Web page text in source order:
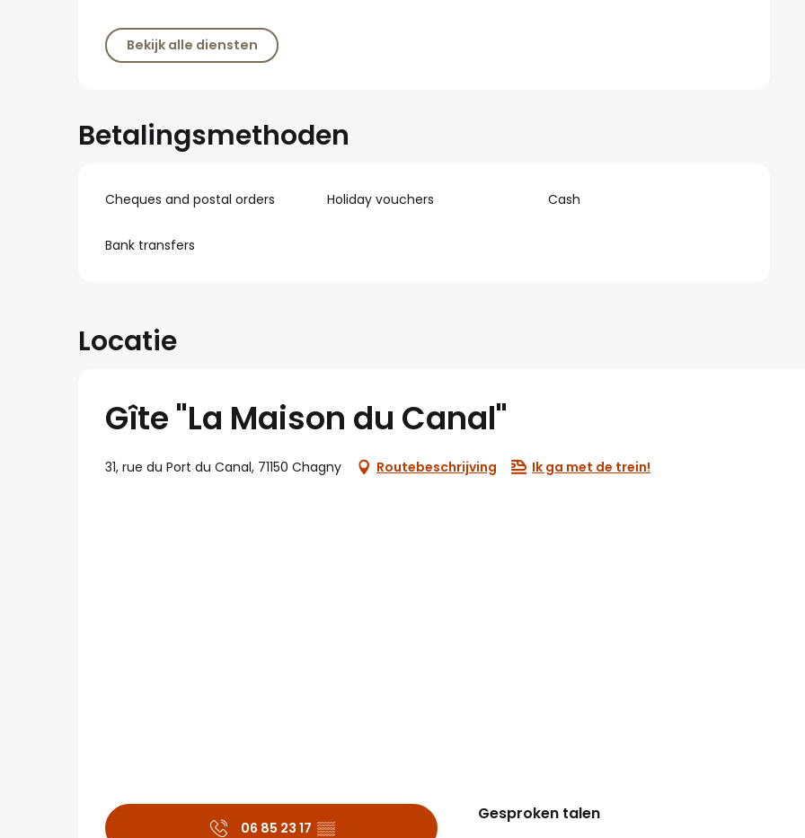
Bekijk alle diensten
Betalingsmethoden
Cheques and postal orders Holiday vouchers Cash
Bank transfers
Locatie
Gîte "La Maison du Canal"
31, rue du Port du Canal, 71150 Chagny Routebeschrijving Ik ga met de trein!
06 85 23 17 ▒▒
Gesproken talen
Gesproken talen